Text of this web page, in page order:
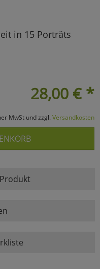
in 15 Porträts
28,00 € *
MwSt und zzgl. Versandkosten
Haupptseite